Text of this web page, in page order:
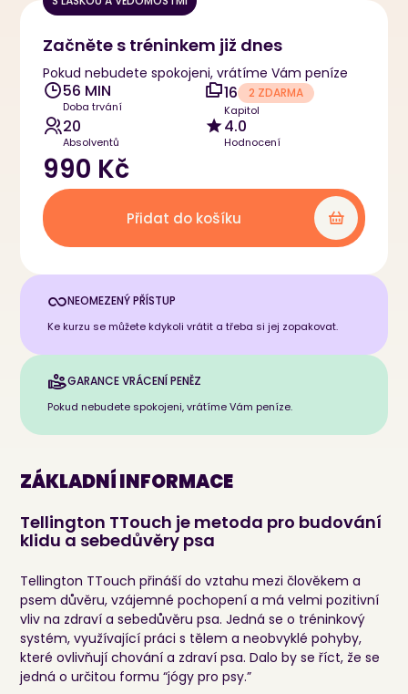
Začněte s tréninkem již dnes
Pokud nebudete spokojeni, vrátíme Vám peníze
56 MIN
Doba trvání
16 2 ZDARMA
Kapitol
20
Absolventů
4.0
Hodnocení
990 Kč
Přidat do košíku
NEOMEZENÝ PŘÍSTUP
Ke kurzu se můžete kdykoli vrátit a třeba si jej zopakovat.
GARANCE VRÁCENÍ PENĚZ
Pokud nebudete spokojeni, vrátíme Vám peníze.
ZÁKLADNÍ INFORMACE
Tellington TTouch je metoda pro budování
klidu a sebedůvěry psa
Tellington TTouch přináší do vztahu mezi člověkem a
psem důvěru, vzájemné pochopení a má velmi pozitivní
vliv na zdraví a sebedůvěru psa. Jedná se o tréninkový
systém, využívající práci s tělem a neobvyklé pohyby,
které ovlivňují chování a zdraví psa. Dalo by se říct, že se
jedná o určitou formu “jógy pro psy.”